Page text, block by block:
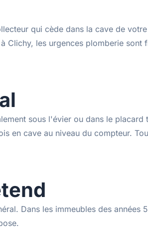
qui cède dans la cave de
les urgences plomberie sont
sous l'évier ou dans le placard
en cave au niveau du compteur.
Dans les immeubles des années